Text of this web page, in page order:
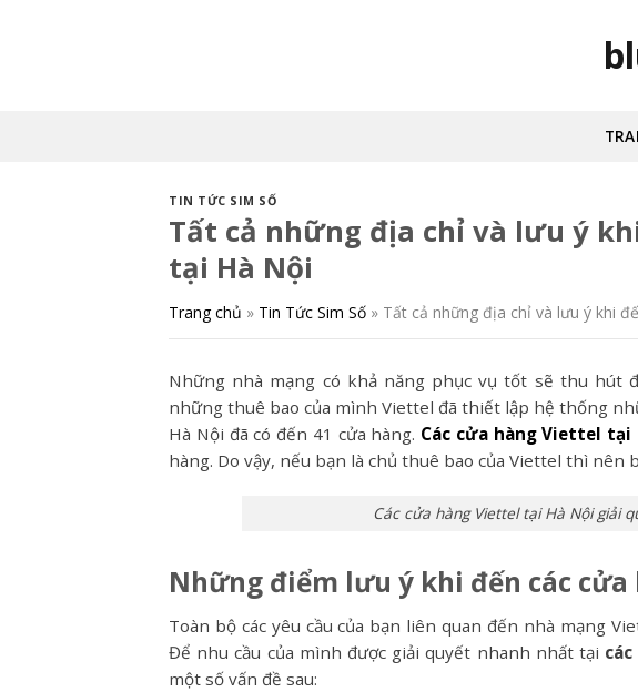
TIN TỨC SIM SỐ
Tất cả những địa chỉ và lưu ý
tại Hà Nội
Trang chủ » Tin Tức Sim Số » Tất cả những địa chỉ và lưu ý khi
Những nhà mạng có khả năng phục vụ tốt sẽ thu hút
những thuê bao của mình Viettel đã thiết lập hệ thống
Hà Nội đã có đến 41 cửa hàng. Các cửa hàng Viettel tại
hàng. Do vậy, nếu bạn là chủ thuê bao của Viettel thì nên
Các cửa hàng Viettel tại Hà Nội giải
Những điểm lưu ý khi đến các
Toàn bộ các yêu cầu của bạn liên quan đến nhà mạng
Để nhu cầu của mình được giải quyết nhanh nhất tại
một số vấn đề sau: